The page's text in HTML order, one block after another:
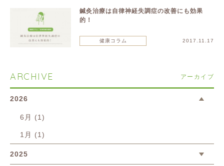
鍼灸治療は自律神経失調症の改善にも効果
的！
健康コラム 2017.11.17
ARCHIVE アーカイブ
2026
6月 (1)
1月 (1)
2025